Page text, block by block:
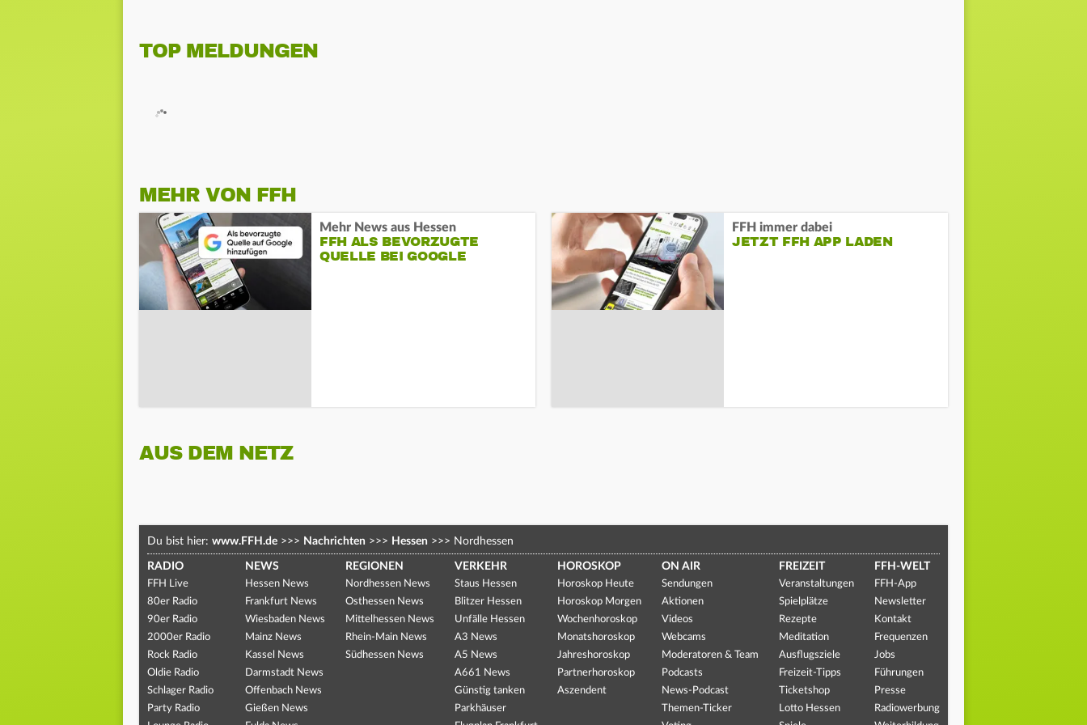
TOP MELDUNGEN
MEHR VON FFH
Mehr News aus Hessen
FFH ALS BEVORZUGTE
QUELLE BEI GOOGLE
FFH immer dabei
JETZT FFH APP LADEN
AUS DEM NETZ
Du bist hier: www.FFH.de >>> Nachrichten >>> Hessen >>> Nordhessen
RADIO
FFH Live
80er Radio
90er Radio
2000er Radio
Rock Radio
Oldie Radio
Schlager Radio
Party Radio
NEWS
Hessen News
Frankfurt News
Wiesbaden News
Mainz News
Kassel News
Darmstadt News
Offenbach News
Gießen News
REGIONEN
Nordhessen News
Osthessen News
Mittelhessen News
Rhein-Main News
Südhessen News
VERKEHR
Staus Hessen
Blitzer Hessen
Unfälle Hessen
A3 News
A5 News
A661 News
Günstig tanken
Parkhäuser
HOROSKOP
Horoskop Heute
Horoskop Morgen
Wochenhoroskop
Monatshoroskop
Jahreshoroskop
Partnerhoroskop
Aszendent
ON AIR
Sendungen
Aktionen
Videos
Webcams
Moderatoren & Team
Podcasts
News-Podcast
Themen-Ticker
FREIZEIT
Veranstaltungen
Spielplätze
Rezepte
Meditation
Ausflugsziele
Freizeit-Tipps
Ticketshop
Lotto Hessen
FFH-WELT
FFH-App
Newsletter
Kontakt
Frequenzen
Jobs
Führungen
Presse
Radiowerbung